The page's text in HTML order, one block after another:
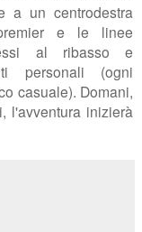
a un centrodestra
e le linee
al ribasso e
personali (ogni
casuale). Domani,
l'avventura inizierà